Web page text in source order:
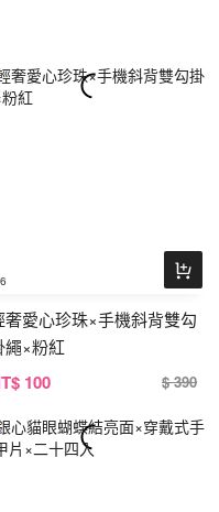
奢愛心珍珠×手機斜背雙勾
繩×粉紅
$ 100 $ 390